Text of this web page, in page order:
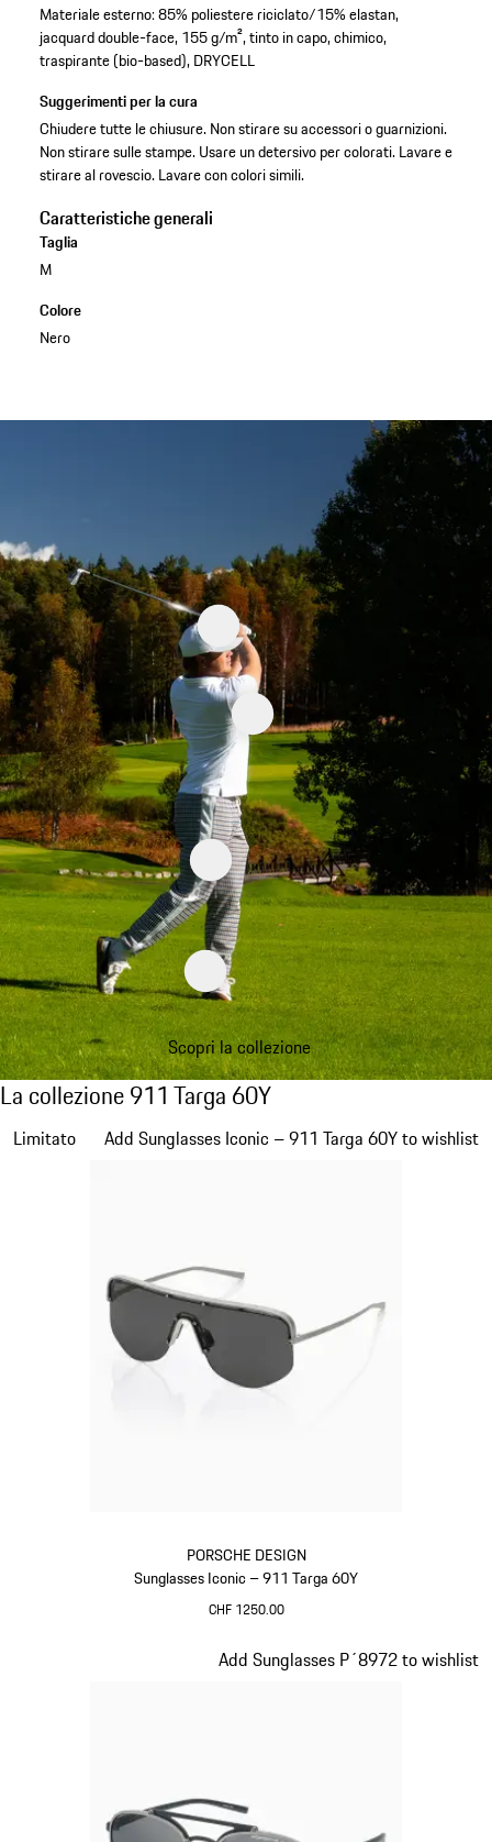
Materiale esterno: 85% poliestere riciclato/15% elastan,
jacquard double-face, 155 g/m², tinto in capo, chimico,
traspirante (bio-based), DRYCELL
Suggerimenti per la cura
Chiudere tutte le chiusure. Non stirare su accessori o guarnizioni.
Non stirare sulle stampe. Usare un detersivo per colorati. Lavare e
stirare al rovescio. Lavare con colori simili.
Caratteristiche generali
Taglia
M
Colore
Nero
Scopri la collezione
La collezione 911 Targa 60Y
La collezione 911 Targa 60Y
PORSCHE DESIGN
Sunglasses Iconic – 911 Targa 60Y
CHF 1250.00
Limitato Add Sunglasses Iconic – 911 Targa 60Y to wishlist
Diapositiva 1 di 20
Add Sunglasses P´8972 to wishlist